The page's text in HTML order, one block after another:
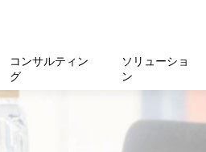
コンサルティン
グ
ソリューショ
ン
SASEソリューション Allied